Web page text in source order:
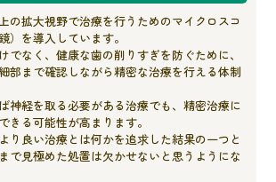
の拡大視野で治療を行うためのマイクロスコ
）を導入しています。
でなく、健康な歯の削りすぎを防ぐために、
部まで確認しながら精密な治療を行える体制
神経を取る必要がある治療でも、精密治療に
きる可能性が高まります。
り良い治療とは何かを追求した結果の一つと
で見極めた処置は欠かせないと思うようにな